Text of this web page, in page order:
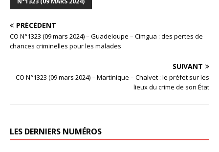
PRÉCÉDENT
CO N°1323 (09 mars 2024) – Guadeloupe – Cimgua : des pertes de
chances criminelles pour les malades
SUIVANT
CO N°1323 (09 mars 2024) – Martinique – Chalvet : le préfet sur les
lieux du crime de son État
LES DERNIERS NUMÉROS